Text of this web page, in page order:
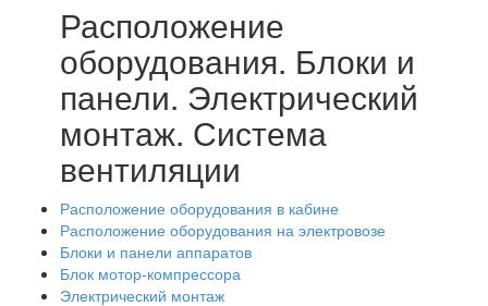
Расположение
оборудования. Блоки и
панели. Электрический
монтаж. Система
вентиляции
Расположение оборудования в кабине
Расположение оборудования на электровозе
Блоки и панели аппаратов
Блок мотор-компрессора
Электрический монтаж